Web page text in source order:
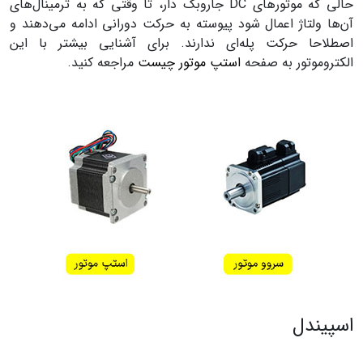
حالی که موتورهای DC جاروبک دار، تا وقتی که به ترمینال‌های
آن‌ها ولتاژ اعمال شود پیوسته به حرکت دورانی ادامه می‌دهند و
اصطلاحا حرکت پله‌ای ندارند. برای آشنایی بیشتر با این
الکتروموتور به صفحه استپ موتور چیست مراجعه کنید.
اسپیندل